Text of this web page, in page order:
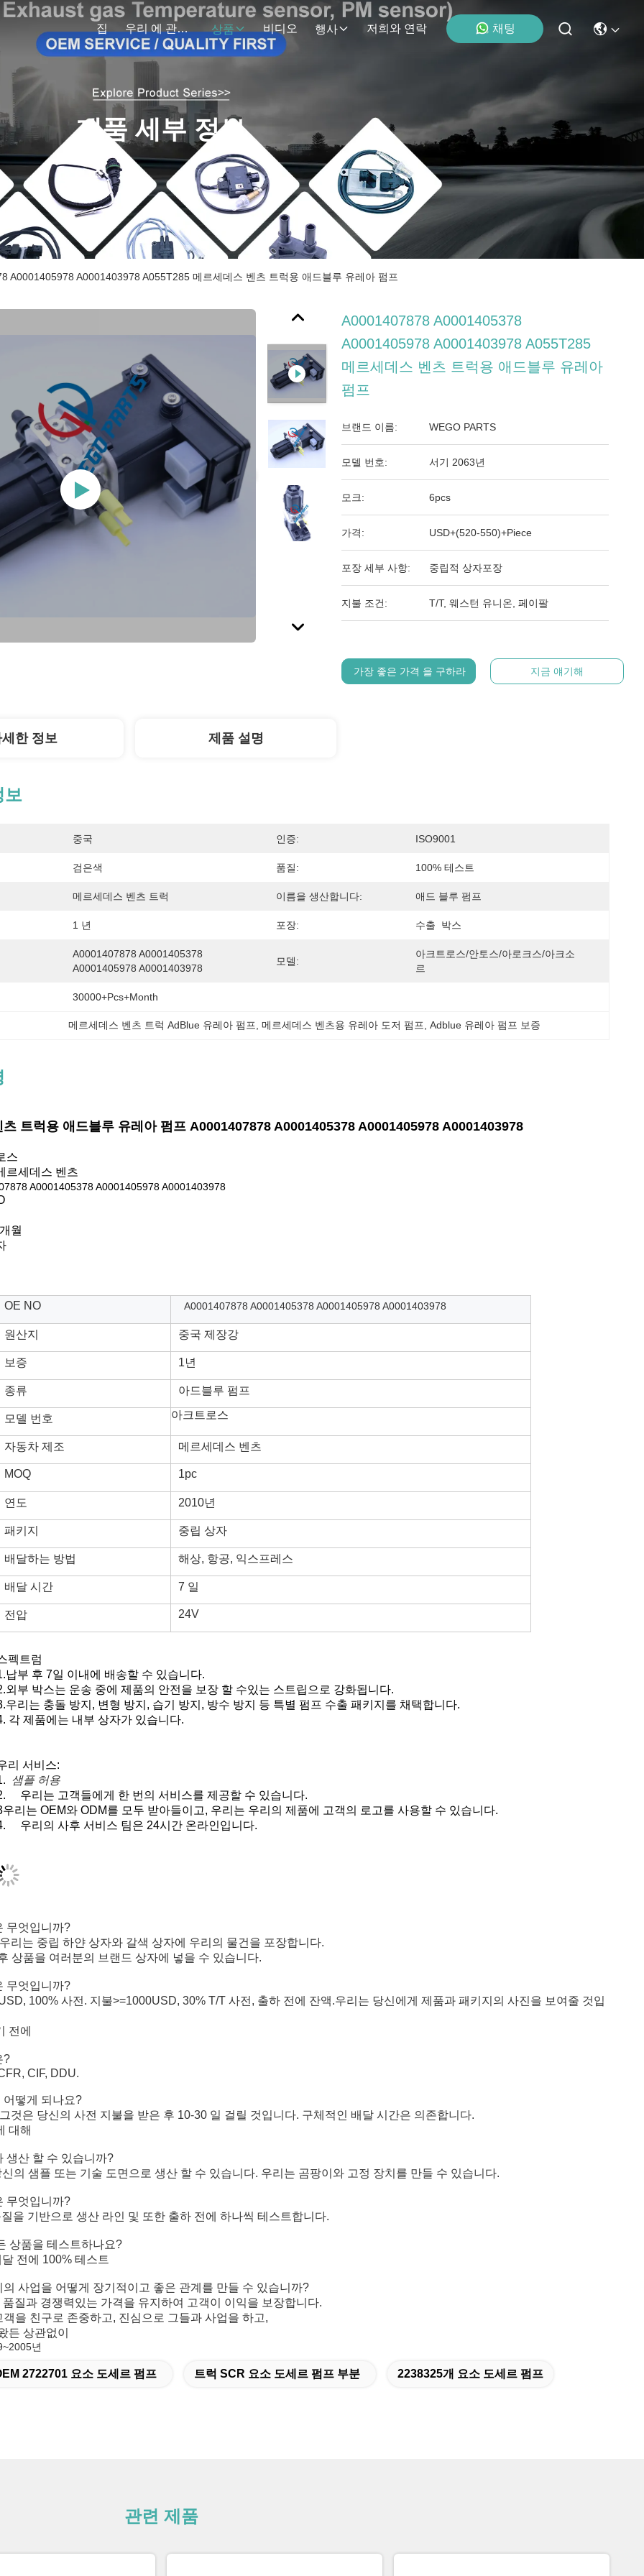
집 우리 에 관한 것 상품 비디오 행사 저희와 연락 채팅
제품 세부 정보
A0001405978 A0001403978 A055T285 메르세데스 벤츠 트럭용 애드블루 유레아 펌프
A0001407878 A0001405378
A0001405978 A0001403978 A055T285
메르세데스 벤츠 트럭용 애드블루 유레아
펌프
브랜드 이름: WEGO PARTS
모델 번호: 서기 2063년
모크: 6pcs
가격: USD+(520-550)+Piece
포장 세부 사항: 중립적 상자포장
지불 조건: T/T, 웨스턴 유니온, 페이팔
가장 좋은 가격 을 구하라 지금 얘기해
세한 정보 제품 설명
보
중국 인증: ISO9001
검은색 품질: 100% 테스트
메르세데스 벤츠 트럭 이름을 생산합니다: 애드 블루 펌프
1 년 포장: 수출  박스
A0001407878 A0001405378
A0001405978 A0001403978
모델:
아크트로스/안토스/아로크스/아크소
르
30000+Pcs+Month
메르세데스 벤츠 트럭 AdBlue 유레아 펌프 , 메르세데스 벤츠용 유레아 도저 펌프 , Adblue 유레아 펌프 보증
츠 트럭용 애드블루 유레아 펌프 A0001407878 A0001405378 A0001405978 A0001403978
메르세데스 벤츠
월
OE NO
A0001407878 A0001405378 A0001405978 A0001403978
원산지 중국 제장강
보증 1년
종류 아드블루 펌프
모델 번호
자동차 제조 메르세데스 벤츠
MOQ 1pc
패키지
배달하는 방법 해상, 항공, 익스프레스
배달 시간 7 일
외부 박스는 운송 중에 제품의 안전을 보장 할 수있는 스트립으로 강화됩니다.
3. 우리는 충돌 방지, 변형 방지, 습기 방지, 방수 방지 등 특별 펌프 수출 패키지를 채택합니다.
4.
각 제품에는 내부 상자가 있습니다.
우리 서비스:
샘플 허용
2.
우리는 고객들에게 한 번의 서비스를 제공할 수 있습니다.
우리는 OEM와 ODM를 모두 받아들이고, 우리는 우리의 제품에 고객의 로고를 사용할 수 있습니다.
우리의 사후 서비스 팀은 24시간 온라인입니다.